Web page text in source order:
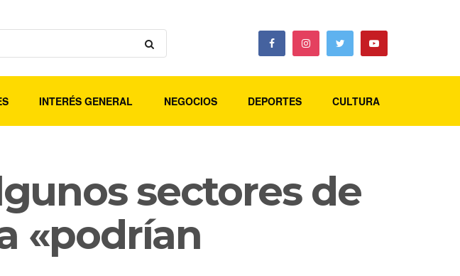
INTERÉS GENERAL NEGOCIOS DEPORTES CULTURA
sectores de
«podrían